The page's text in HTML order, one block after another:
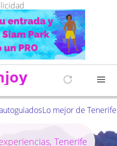
Lo mejor de Tenerife
Tenerife